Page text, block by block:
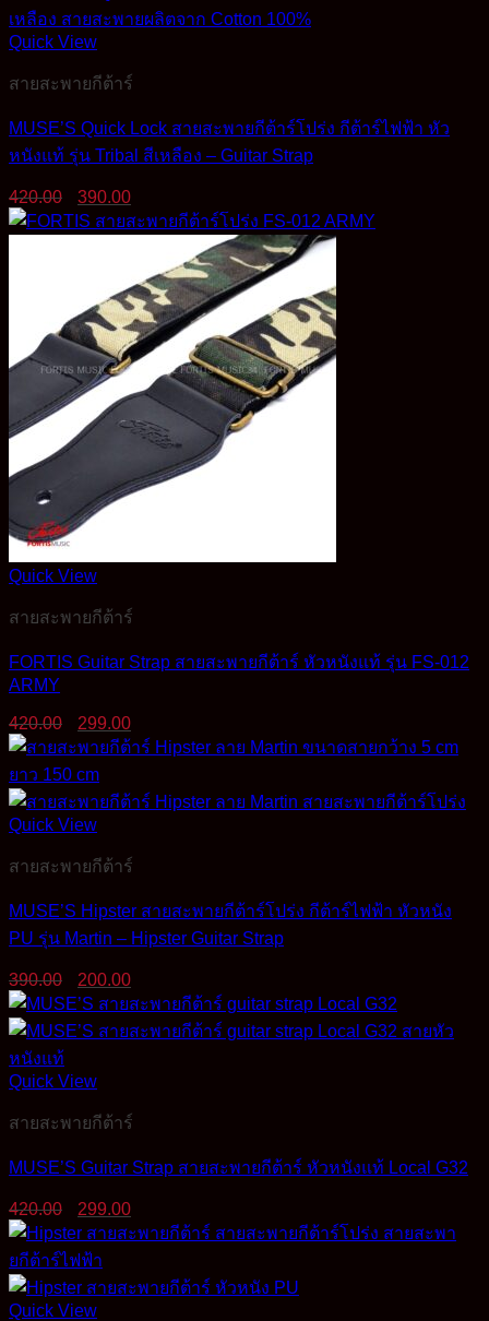
Quick View
สายสะพายกีต้าร์
MUSE’S Quick Lock สายสะพายกีต้าร์โปร่ง กีต้าร์ไฟฟ้า หัว
หนังแท้ รุ่น Tribal สีเหลือง – Guitar Strap
420.00
Original
price
was:
390.00
price
is:
390.00฿.
Quick View
สายสะพายกีต้าร์
FORTIS Guitar Strap สายสะพายกีต้าร์ หัวหนังแท้ รุ่น FS-012
ARMY
420.00
Original
price
was:
420.00฿.
299.00
price
is:
Quick View
สายสะพายกีต้าร์
MUSE’S Hipster สายสะพายกีต้าร์โปร่ง กีต้าร์ไฟฟ้า หัวหนัง
PU รุ่น Martin – Hipster Guitar Strap
390.00
Original
price
was:
390.00฿.
200.00
price
is:
200.00฿.
Quick View
สายสะพายกีต้าร์
MUSE’S Guitar Strap สายสะพายกีต้าร์ หัวหนังแท้ Local G32
420.00
Original
price
was:
420.00฿.
299.00
price
is:
Quick View